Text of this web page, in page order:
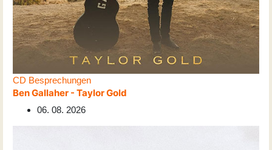
CD Besprechungen
Ben Gallaher - Taylor Gold
06. 08. 2026